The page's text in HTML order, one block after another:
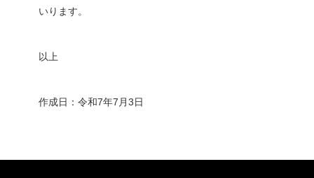
いります。
以上
作成⽇：令和7年7⽉3⽇